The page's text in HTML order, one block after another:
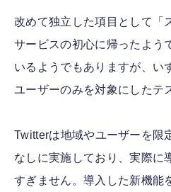
改めて独立した項目として「
サービスの初心に帰ったよう
いるようでもありますが、い
ユーザーのみを対象にしたテ
Twitterは地域やユーザーを限
なしに実施しており、実際に
すぎません。導入した新機能